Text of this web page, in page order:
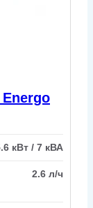
кВт / 7 кВА
2.6 л/ч